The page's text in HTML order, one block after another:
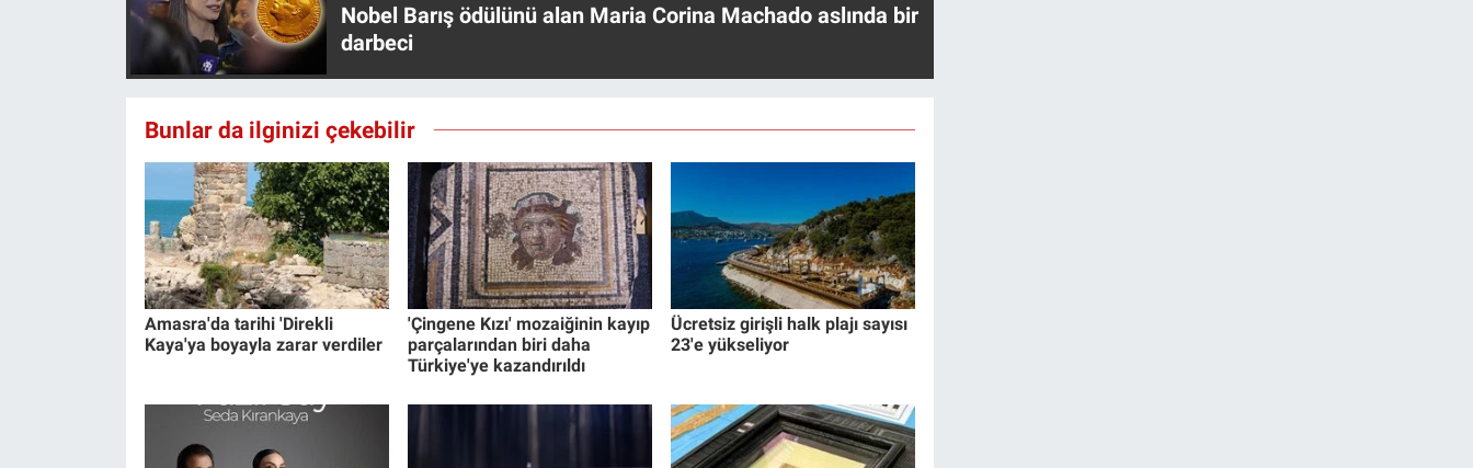
Nobel Barış ödülünü alan Maria Corina Machado aslında bir
darbeci
Bunlar da ilginizi çekebilir
Amasra'da tarihi 'Direkli
Kaya'ya boyayla zarar verdiler
'Çingene Kızı' mozaiğinin kayıp
parçalarından biri daha
Türkiye'ye kazandırıldı
Ücretsiz girişli halk plajı sayısı
23'e yükseliyor
Canlı Yayın